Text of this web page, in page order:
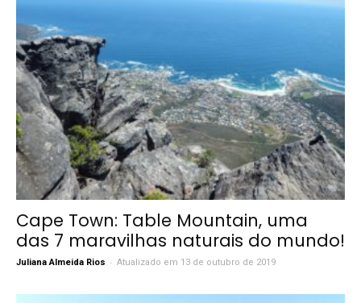
Cape Town: Table Mountain, uma
das 7 maravilhas naturais do mundo!
Juliana Almeida Rios - Atualizado em 13 de outubro de 2019